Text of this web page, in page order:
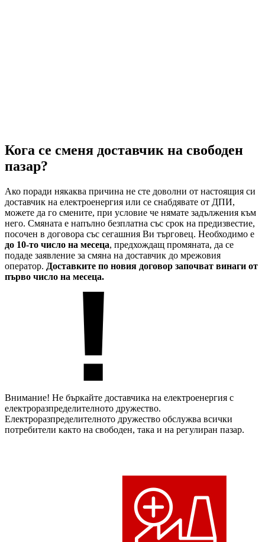
Кога се сменя доставчик на свободен
пазар?
Ако поради някаква причина не сте доволни от настоящия си
доставчик на електроенергия или се снабдявате от ДПИ,
можете да го смените, при условие че нямате задължения към
него. Смяната е напълно безплатна със срок на предизвестие,
посочен в договора със сегашния Ви търговец. Необходимо е
до 10-то число на месеца, предхождащ промяната, да се
подаде заявление за смяна на доставчик до мрежовия
оператор. Доставките по новия договор започват винаги от
първо число на месеца.
Внимание! Не бъркайте доставчика на електроенергия с
електроразпределителното дружество.
Електроразпределителното дружество обслужва всички
потребители както на свободен, така и на регулиран пазар.